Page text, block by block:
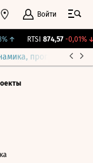
Войти
↑ RTSI 874,57 -0,01%↓
прогнозы